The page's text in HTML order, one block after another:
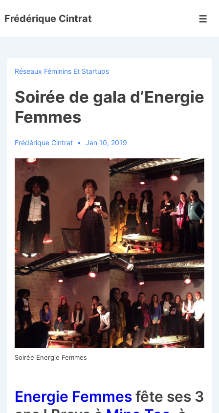
passer
Frédérique Cintrat
Réseaux Féminins Et Startups
Soirée de gala d’Energie
Femmes
Frédérique Cintrat Jan 10, 2019
Soirée Energie Femmes
Energie Femmesfête ses 3